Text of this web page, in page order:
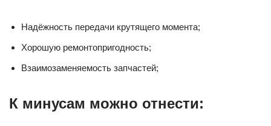
Надёжность передачи крутящего момента;
Хорошую ремонтопригодность;
Взаимозаменяемость запчастей;
К минусам можно отнести: